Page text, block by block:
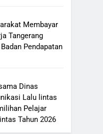
Membayar
Tangerang
Pendapatan
Dinas
Lalu lintas
Pelajar
Tahun 2026